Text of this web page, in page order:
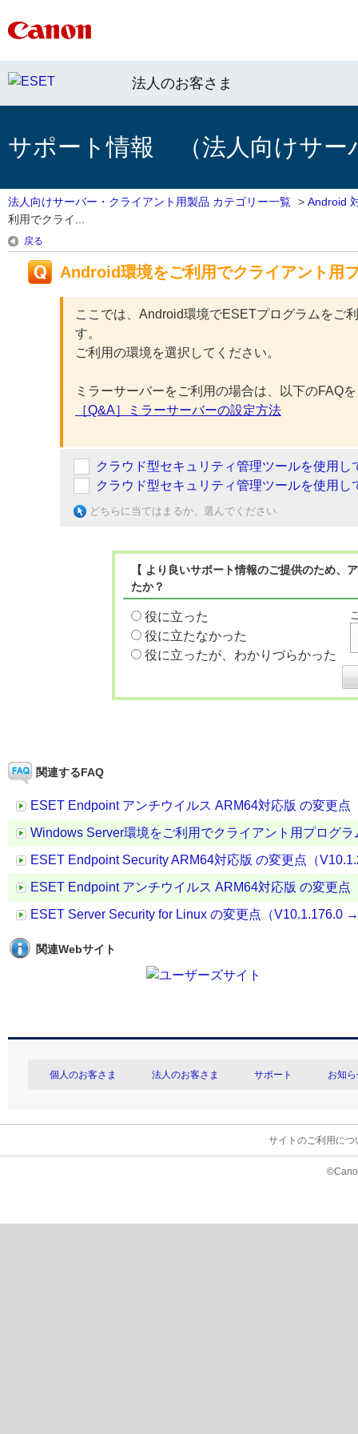
法人のお客さま
サポート情報 （法人向けサー
法人向けサーバー・クライアント用製品 カテゴリー一覧 > Android
利用でクライ...
戻る
Android環境をご利用でクライアント用
ここでは、Android環境でESETプログラムをご
す。
ご利用の環境を選択してください。
ミラーサーバーをご利用の場合は、以下のFAQ
［Q&A］ミラーサーバーの設定方法
クラウド型セキュリティ管理ツールを使用し
クラウド型セキュリティ管理ツールを使用し
どちらに当てはまるか、選んでください
【 より良いサポート情報のご提供のため
たか？
役に立った
役に立たなかった
役に立ったが、わかりづらかった
関連するFAQ
ESET Endpoint アンチウイルス ARM64対応版 の変更
Windows Server環境をご利用でクライアント用プログ
ESET Endpoint Security ARM64対応版 の変更点（
ESET Endpoint アンチウイルス ARM64対応版 の変更
ESET Server Security for Linux の変更点（V10.1.176.0
関連Webサイト
個人のお客さま 法人のお客さま サポート お知
サイトのご利用につ